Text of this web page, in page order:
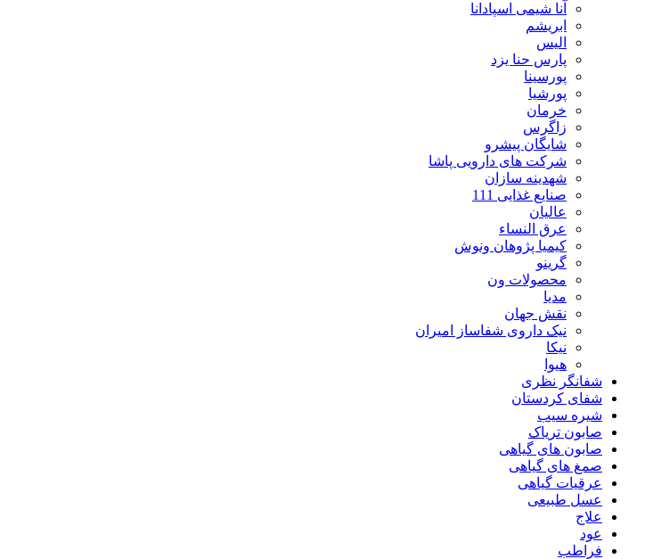
آنا شیمی اسپادانا
ابریشم
الیس
پارس حنا یزد
پورسینا
پورشیا
خرمان
زاگرس
شایگان پیشرو
شرکت های دارویی پاشا
شهدینه سازان
صنایع غذایی 111
عالیان
عرق النساء
کیمیا پژوهان ونوش
گرینو
محصولات ون
مدیا
نقش جهان
نیک داروی شفاساز امیران
نیکا
هیوا
شفانگر نظری
شفای کردستان
شیره سیب
صابون تریاک
صابون های گیاهی
صمغ های گیاهی
عرقیات گیاهی
عسل طبیعی
علاج
عود
فراطب